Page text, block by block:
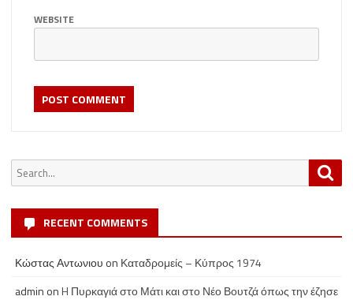
WEBSITE
Search
for:
RECENT COMMENTS
Κώστας Αντωνιου on Καταδρομείς – Κύπρος 1974
admin onH Πυρκαγιά στο Μάτι και στο Νέο Βουτζά όπως την έζησε